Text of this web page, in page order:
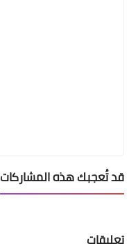
قد تُعجبك هذه المشاركات